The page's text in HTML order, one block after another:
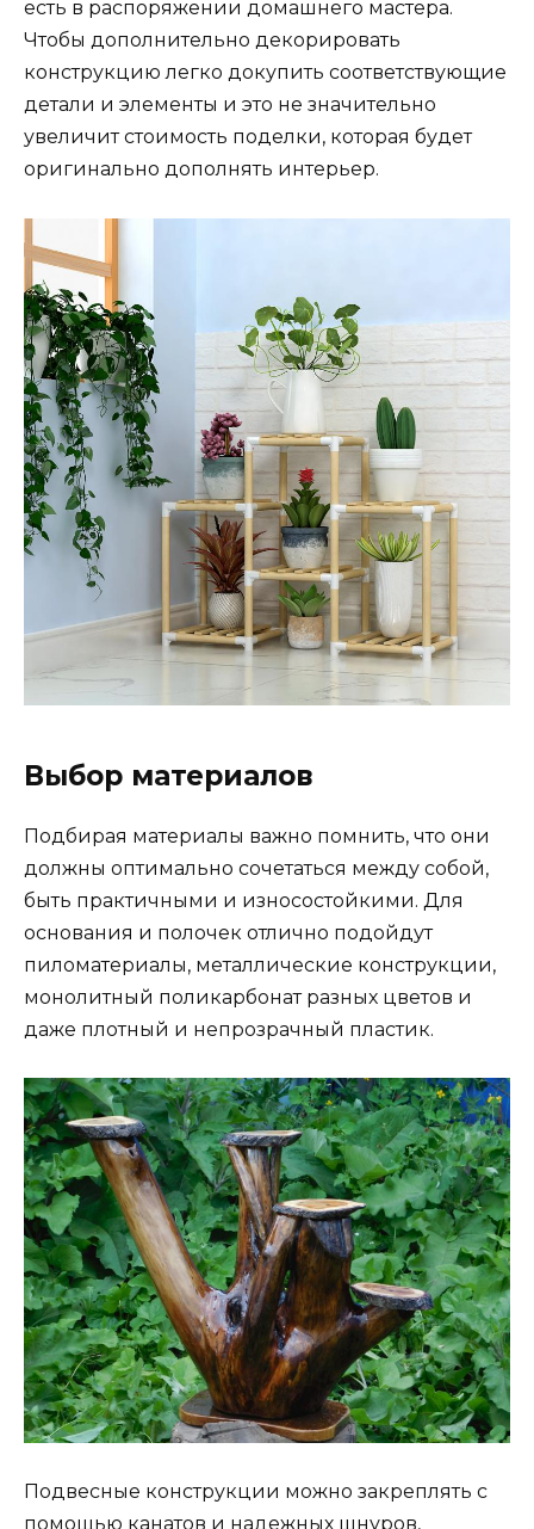
есть в распоряжении домашнего мастера.
Чтобы дополнительно декорировать
конструкцию легко докупить соответствующие
детали и элементы и это не значительно
увеличит стоимость поделки, которая будет
оригинально дополнять интерьер.
Выбор материалов
Подбирая материалы важно помнить, что они
должны оптимально сочетаться между собой,
быть практичными и износостойкими. Для
основания и полочек отлично подойдут
пиломатериалы, металлические конструкции,
монолитный поликарбонат разных цветов и
даже плотный и непрозрачный пластик.
Подвесные конструкции можно закреплять с
помощью канатов и надежных шнуров,